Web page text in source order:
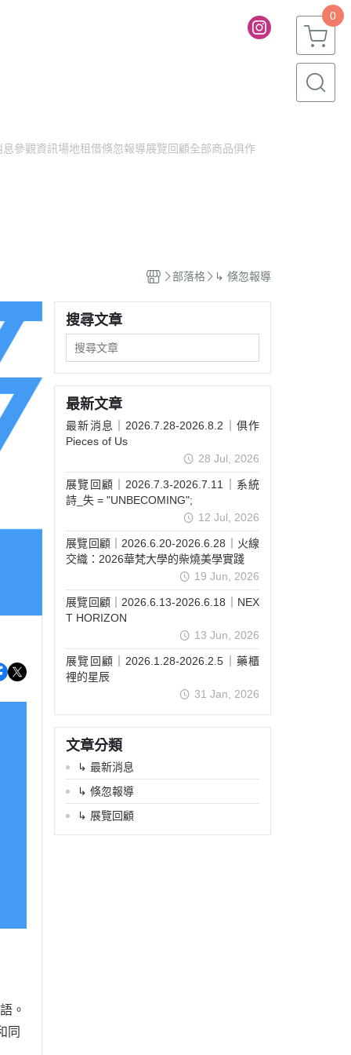
0
參觀資訊 場地租借倏忽報導展覽回顧全部商品俱作
部落格 ↳ 倏忽報導
。
同
搜尋文章
最新文章
最新消息｜2026.7.28-2026.8.2｜俱作
Pieces of Us
28 Jul, 2026
展覽回顧｜2026.7.3-2026.7.11｜系統
詩_失 = "UNBECOMING";
12 Jul, 2026
展覽回顧｜2026.6.20-2026.6.28｜火線
交織：2026華梵大學的柴燒美學實踐
19 Jun, 2026
展覽回顧｜2026.6.13-2026.6.18｜NEX
T HORIZON
13 Jun, 2026
展覽回顧｜2026.1.28-2026.2.5｜藥櫃
裡的星辰
31 Jan, 2026
文章分類
↳ 最新消息
↳ 倏忽報導
↳ 展覽回顧